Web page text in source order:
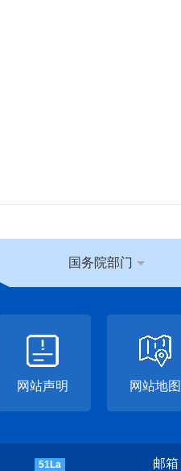
国务院部门
网站声明 网站地图
51La 邮